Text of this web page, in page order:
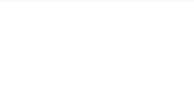
στις Πανελλαδικές Εξετάσεις
ΔΗΛΩΣΗ ΕΠΑΛ